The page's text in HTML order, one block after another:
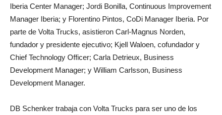
Iberia Center Manager; Jordi Bonilla, Continuous Improvement
Manager Iberia; y Florentino Pintos, CoDi Manager Iberia. Por
parte de Volta Trucks, asistieron Carl-Magnus Norden,
fundador y presidente ejecutivo; Kjell Waloen, cofundador y
Chief Technology Officer; Carla Detrieux, Business
Development Manager; y William Carlsson, Business
Development Manager.
DB Schenker trabaja con Volta Trucks para ser uno de los